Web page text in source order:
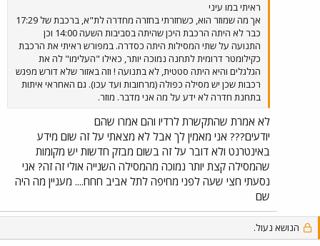
ראיתי במו עיני
אך מה שמוזר הוא, כשחזרתי בחזרה מחדרה לת"א, ברכבת של 17:29
כבר לא היתה הרכבת היכן שהיתה בסביבות השעה 14:00 וכן
התנועה על שתי המסילות היתה כסדרה. במפורש ראיתי את הרכבת
כקילומטר דרומית לתחנה נמוכה יותר, כאילו "העלימו" לה את
הגלגלים והיא היתה סטטית, לא בתנועה ! וזה באזור שלא דורש מפגש
רכבות שכן יש מסילה כפולה (מרחובות ועד עכו). גם האחראי איתות
בתחנת חדרה לא ידע על מה אני מדבר. מוזר.
לא אמרת שהתקשרת לרדיו והם אמרו שהם
יודעים??? אני מאמין לך אבל לא מצאתי על זה שום מידע
באינטרנט ולא דובר על זה בשום מבזק חדשות יש מקומות
שהמסילה קצת יותר נמוכה מהמסילה השנייה אולי זה זה? אני
נסעתי חצי שעה לפני מחיפה לתל אביב חחח.... מעניין מה היה
שם
הנושא נעול.